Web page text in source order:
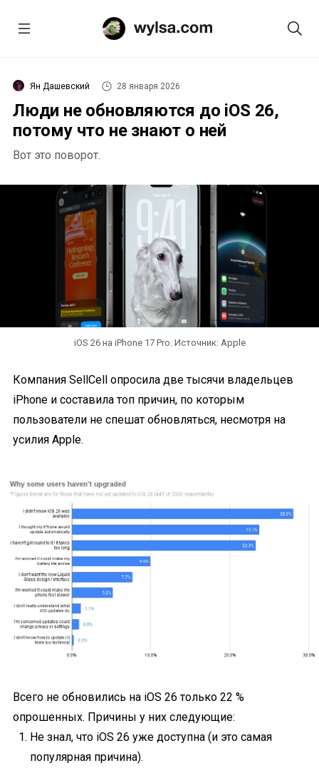
Ян Дашевский 28 января 2026
Люди не обновляются до iOS 26,
потому что не знают о ней
Вот это поворот.
iOS 26 на iPhone 17 Pro. Источник: Apple
Компания SellCell опросила две тысячи владельцев
iPhone и составила топ причин, по которым
пользователи не спешат обновляться, несмотря на
усилия Apple.
Всего не обновились на iOS 26 только 22 %
опрошенных. Причины у них следующие:
Не знал, что iOS 26 уже доступна (и это самая
популярная причина).